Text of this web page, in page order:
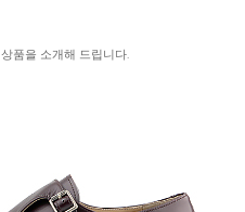
상품을 소개해 드립니다.